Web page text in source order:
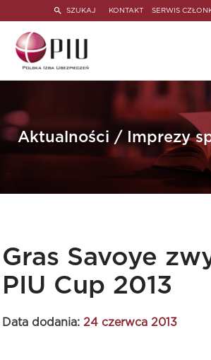
SZUKAJ KONTAKT SERWIS
Aktualności / Imprezy
Gras Savoye
PIU Cup 2013
Data dodania: 24 czerwca 2013